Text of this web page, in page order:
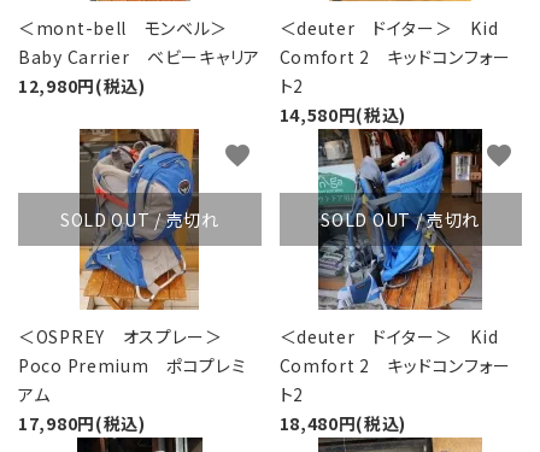
＜mont-bell モンベル＞
Baby Carrier ベビーキャリア
12,980円(税込)
＜deuter ドイター＞ Kid
Comfort 2 キッドコンフォー
ト2
14,580円(税込)
SOLD OUT / 売切れ
＜OSPREY オスプレー＞
Poco Premium ポコプレミ
アム
17,980円(税込)
favorite
SOLD OUT / 売切れ
＜deuter ドイター＞ Kid
Comfort 2 キッドコンフォー
ト2
18,480円(税込)
favorite